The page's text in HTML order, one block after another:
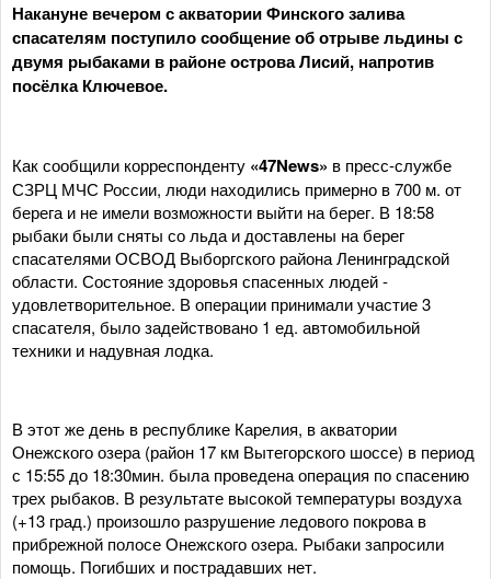
Накануне вечером с акватории Финского залива
спасателям поступило сообщение об отрыве льдины с
двумя рыбаками в районе острова Лисий, напротив
посёлка Ключевое.
Как сообщили корреспонденту «47News» в пресс-службе
СЗРЦ МЧС России, люди находились примерно в 700 м. от
берега и не имели возможности выйти на берег. В 18:58
рыбаки были сняты со льда и доставлены на берег
спасателями ОСВОД Выборгского района Ленинградской
области. Состояние здоровья спасенных людей -
удовлетворительное. В операции принимали участие 3
спасателя, было задействовано 1 ед. автомобильной
техники и надувная лодка.
В этот же день в республике Карелия, в акватории
Онежского озера (район 17 км Вытегорского шоссе) в период
с 15:55 до 18:30мин. была проведена операция по спасению
трех рыбаков. В результате высокой температуры воздуха
(+13 град.) произошло разрушение ледового покрова в
прибрежной полосе Онежского озера. Рыбаки запросили
помощь. Погибших и пострадавших нет.